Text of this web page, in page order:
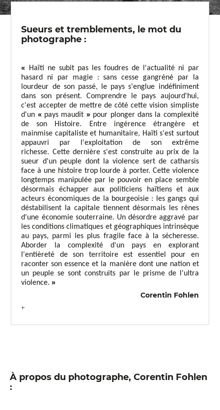
Sueurs et tremblements, le mot du
photographe :
«
Haïti ne subit pas les foudres de l'actualité ni par
hasard ni par magie : sans cesse gangréné par la
lourdeur de son passé, le pays s'englue indéfiniment
dans son présent. Comprendre le pays aujourd'hui,
c'est accepter de mettre de côté cette vision simpliste
d'un « pays maudit »pour plonger dans la complexité
de son Histoire. Entre ingérence étrangère et
mainmise capitaliste et humanitaire, Haïti s'est surtout
appauvri par l'exploitation de son extrême
richesse. Cette dernière s'est construite au prix de la
sueur d'un peuple dont la violence sert de catharsis
face à une histoire trop lourde à porter. Cette violence
longtemps manipulée par le pouvoir en place semble
désormais échapper aux politiciens haïtiens et aux
acteurs économiques de la bourgeoisie : les gangs qui
déstabilisent la capitale tiennent désormais les rênes
d'une économie souterraine. Un désordre aggravé par
les conditions climatiques et géographiques intrinsèque
au pays, parmi les plus fragile face à la sécheresse.
Aborder la complexité d'un pays en explorant
l'entièreté de son territoire est essentiel pour en
raconter son essence et la manière dont une nation et
un peuple se sont construits par le prisme de l'ultra
violence.»
Corentin Fohlen
←
À propos du photographe, Corentin Fohlen
: